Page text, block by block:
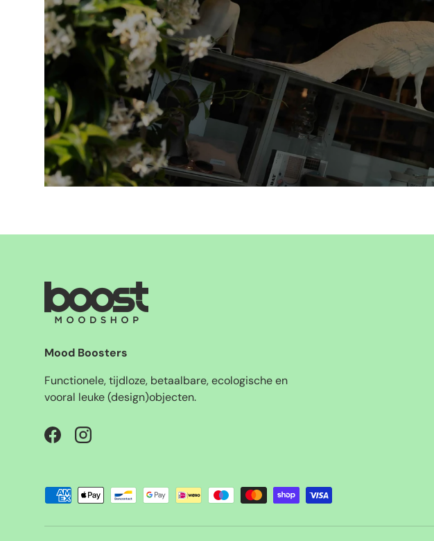
Mood Boosters
Functionele, tijdloze, betaalbare, ecologische en
vooral leuke (design)objecten.
FacebookInstagram
Geaccepteerde betaalmethoden